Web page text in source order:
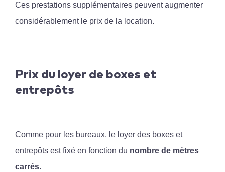
Ces prestations supplémentaires peuvent augmenter
considérablement le prix de la location.
Prix du loyer de boxes et
entrepôts
Comme pour les bureaux, le loyer des boxes et
entrepôts est fixé en fonction du nombre de mètres
carrés.